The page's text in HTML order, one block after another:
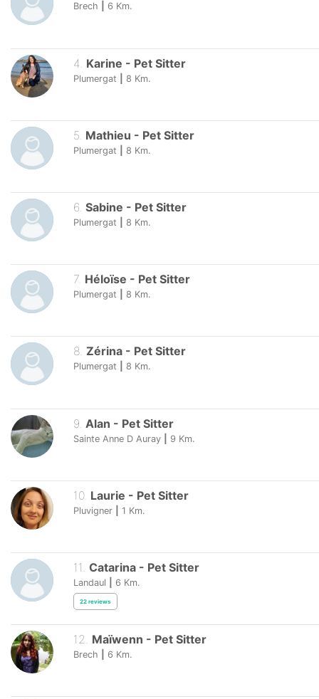
Brech 6 Km.
4 Karine - Pet Sitter
Plumergat 8 Km.
5 Mathieu - Pet Sitter
Plumergat 8 Km.
6. Sabine - Pet Sitter
Plumergat 8 Km.
7. Héloïse - Pet Sitter
Plumergat 8 Km.
8. Zérina - Pet Sitter
Plumergat 8 Km.
9 Alan - Pet Sitter
Sainte Anne D Auray 9 Km.
10. Laurie - Pet Sitter
Pluvigner 1 Km.
11 Catarina - Pet Sitter
Landaul 6 Km.
22 reviews
12. Maïwenn - Pet Sitter
Brech 6 Km.